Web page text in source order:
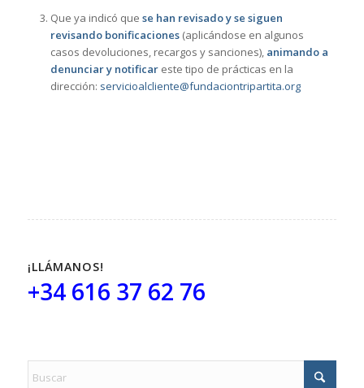
Que ya indicó que se han revisado y se siguen
revisando bonificaciones(aplicándose en algunos
casos devoluciones, recargos y sanciones), animando a
denunciar y notificar este tipo de prácticas en la
dirección: servicioalcliente@fundaciontripartita.org
¡LLÁMANOS!
+34 616 37 62 76